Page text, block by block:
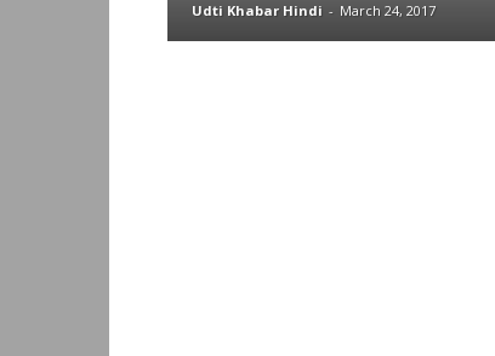
Udti Khabar Hindi - March 24, 2017